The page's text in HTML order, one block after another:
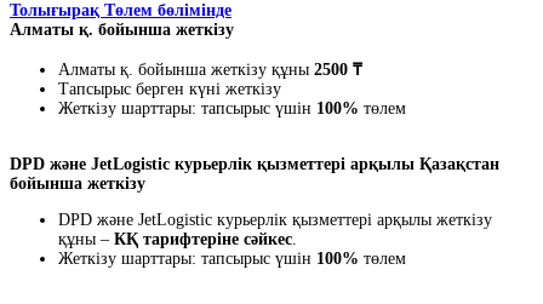
Толығырақ Төлем бөлімінде
Алматы қ. бойынша жеткізу
Алматы қ. бойынша жеткізу құны 2500 ₸
Тапсырыс берген күні жеткізу
Жеткізу шарттары: тапсырыс үшін 100% төлем
DPD және JetLogistic курьерлік қызметтері арқылы Қазақстан
бойынша жеткізу
DPD және JetLogistic курьерлік қызметтері арқылы жеткізу
құны – КҚ тарифтеріне сәйкес.
Жеткізу шарттары: тапсырыс үшін 100% төлем